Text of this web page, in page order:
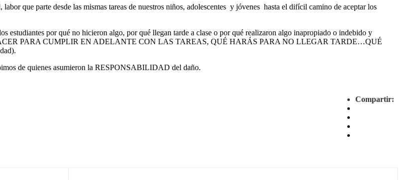
que parte desde las mismas tareas de nuestros niños, adolescentes y jóvenes hasta el difícil camino de aceptar los
estudiantes por qué no hicieron algo, por qué llegan tarde a clase o por qué realizaron algo inapropiado o indebido y
PARA CUMPLIR EN ADELANTE CON LAS TAREAS, QUÉ HARÁS PARA NO LLEGAR TARDE…QUÉ
de quienes asumieron la RESPONSABILIDAD del daño.
Compartir: